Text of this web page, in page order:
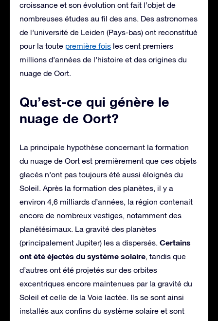
croissance et son évolution ont fait l’objet de
nombreuses études au fil des ans. Des astronomes
de l’université de Leiden (Pays-bas) ont reconstitué
pour la toute première fois les cent premiers
millions d’années de l’histoire et des origines du
nuage de Oort.
Qu’est-ce qui génère le
nuage de Oort?
La principale hypothèse concernant la formation
du nuage de Oort est premièrement que ces objets
glacés n’ont pas toujours été aussi éloignés du
Soleil. Après la formation des planètes, il y a
environ 4,6 milliards d’années, la région contenait
encore de nombreux vestiges, notamment des
planétésimaux. La gravité des planètes
(principalement Jupiter) les a dispersés. Certains
ont été éjectés du système solaire, tandis que
d’autres ont été projetés sur des orbites
excentriques encore maintenues par la gravité du
Soleil et celle de la Voie lactée. Ils se sont ainsi
installés aux confins du système solaire et sont